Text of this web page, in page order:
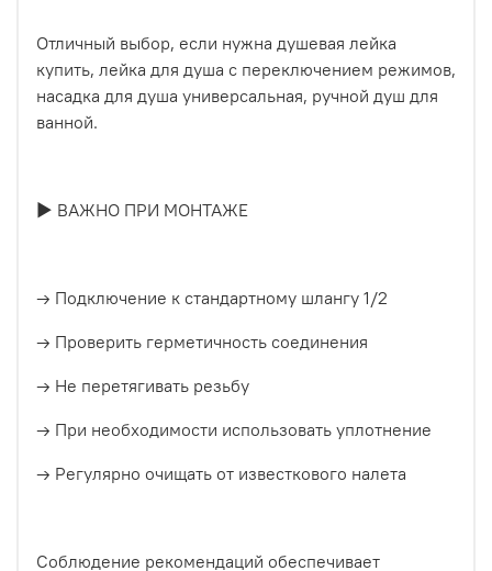
Отличный выбор, если нужна душевая лейка
купить, лейка для душа с переключением режимов,
насадка для душа универсальная, ручной душ для
ванной.
► ВАЖНО ПРИ МОНТАЖЕ
→ Подключение к стандартному шлангу 1/2
→ Проверить герметичность соединения
→ Не перетягивать резьбу
→ При необходимости использовать уплотнение
→ Регулярно очищать от известкового налета
Соблюдение рекомендаций обеспечивает